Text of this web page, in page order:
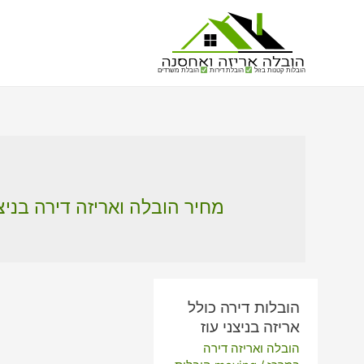
הובלות קטנות בזול הובלת דירות הובלת משרדים
מחיר הובלה ואריזה דירה
הובלות דירה כולל
אריזה בניצני עוז
הובלה ואריזה דירה